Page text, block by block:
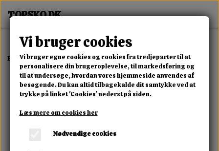
Forside Erotisk Kollektion Dvd Buro Bitch 90 Minuten
Vi bruger cookies
Vi bruger egne cookies og cookies fra tredjeparter til at
personalisere din brugeroplevelse, til markedsføring og
til at undersøge, hvordan vores hjemmeside anvendes af
besøgende. Du kan altid tilbagekalde dit samtykke ved at
trykke på linket 'Cookies' nederst på siden.
Læs mere om cookies her
Nødvendige cookies